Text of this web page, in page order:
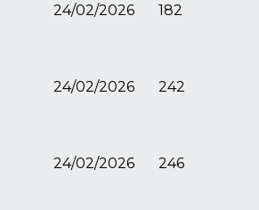
24/02/2026 182
24/02/2026 242
24/02/2026 246